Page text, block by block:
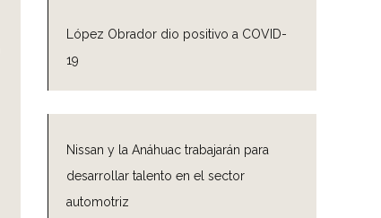
López Obrador dio positivo a COVID-
19
Nissan y la Anáhuac trabajarán para
desarrollar talento en el sector
automotriz